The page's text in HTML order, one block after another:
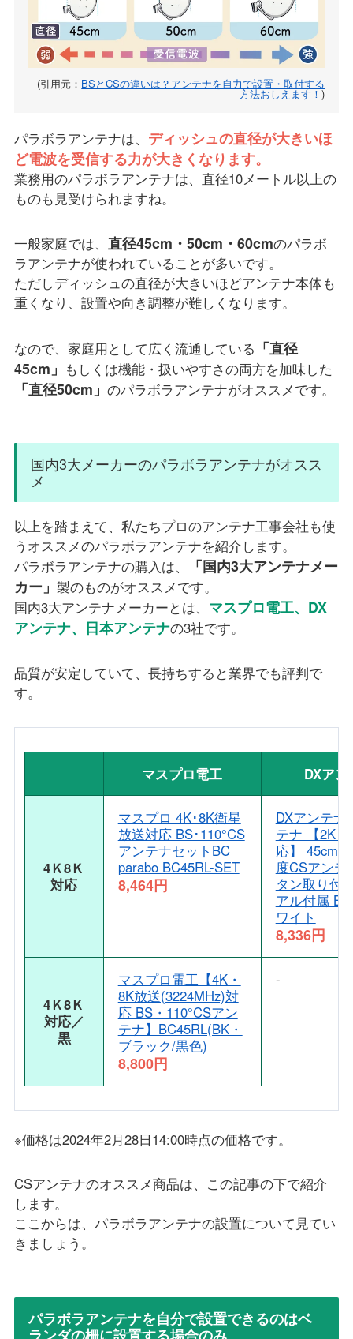
(引用元： BSとCSの違いは？アンテナを自力で設置・取付する
方法おしえます！)
パラボラアンテナは、 ディッシュの直径が大きいほ
ど電波を受信する力が大きくなります。
業務用のパラボラアンテナは、直径10メートル以上の
ものも見受けられますね。
一般家庭では、 直径45cm・50cm・60cmのパラボ
ラアンテナが使われていることが多いです。
ただしディッシュの直径が大きいほどアンテナ本体も
重くなり、設置や向き調整が難しくなります。
なので、家庭用として広く流通している 「直径
45cm」 もしくは機能・扱いやすさの両方を加味した
「直径50cm」 のパラボラアンテナがオススメです。
国内3大メーカーのパラボラアンテナがオスス
メ
以上を踏まえて、私たちプロのアンテナ工事会社も使
うオススメのパラボラアンテナを紹介します。
パラボラアンテナの購入は、
「国内3大アンテナメー
カー」 製のものがオススメです。
国内3大アンテナメーカーとは、 マスプロ電工、DX
アンテナ、日本アンテナの3社です。
品質が安定していて、長持ちすると業界でも評判で
す。
マスプロ電工 DXアン
4Ｋ8Ｋ
対応
マスプロ 4K･8K衛星
放送対応 BS･110°CS
アンテナセットBC
parabo BC45RL-SET
8,464円
DXアンテナ
テナ 【2K
応】 45cm
度CSアンテ
タン取り付
アル付属
ワイト
8,336円
4Ｋ8Ｋ
対応／
黒
マスプロ電工【4K・
8K放送(3224MHz)対
応 BS・110°CSアン
テナ】BC45RL(BK・
ブラック/黒色)
8,800円
-
※価格は2024年2月28日14:00時点の価格です。
CSアンテナのオススメ商品は、この記事の下で紹介
します。
ここからは、パラボラアンテナの設置について見てい
きましょう。
パラボラアンテナを自分で設置できるのはベ
ランダの柵に設置する場合のみ